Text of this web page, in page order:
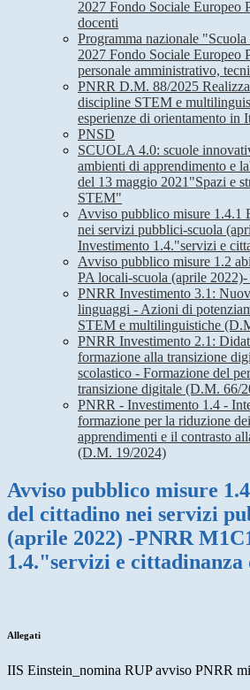
2027 Fondo Sociale Europeo
docenti
Programma nazionale
2027 Fondo Sociale Europeo
personale amministrativo,
PNRR D.M. 88/2025
discipline STEM e
esperienze di orientamento in
PNSD
SCUOLA 4.0: scuole
ambienti di apprendimento e
del 13 maggio 2021"Spazi e
STEM"
Avviso pubblico misure 1.4.1
nei servizi pubblici-scuola
Investimento 1.4."servizi e
Avviso pubblico misure 1.2
PA locali-scuola (aprile
PNRR Investimento 3.1:
linguaggi - Azioni di
STEM e multilinguistiche
PNRR Investimento 2.1:
formazione alla transizione
scolastico - Formazione del
transizione digitale (D.M. 66/
PNRR - Investimento 1.4 -
formazione per la riduzione
apprendimenti e il contrasto
(D.M. 19/2024)
Avviso pubblico misure
del cittadino nei servizi
(aprile 2022) -PNRR
1.4."servizi e
Allegati
IIS Einstein_nomina RUP avviso PNRR